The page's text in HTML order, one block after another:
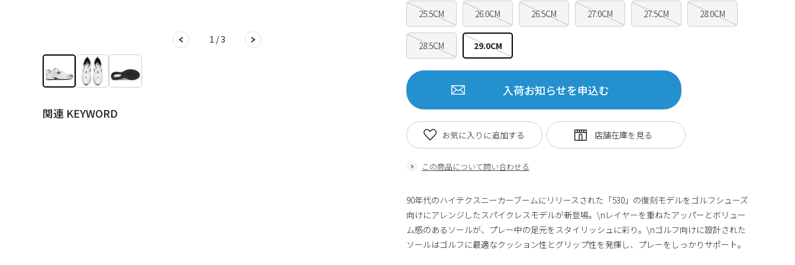
1 / 3
関連 KEYWORD
25.5CM 26.0CM 26.5CM 27.0CM 27.5CM 28.0CM
28.5CM 29.0CM
入荷お知らせを申込む
この商品について問い合わせる
お気に入りに追加する
90年代のハイテクスニーカーブームにリリースされた「530」の復刻モデルをゴルフシューズ
向けにアレンジしたスパイクレスモデルが新登場。\nレイヤーを重ねたアッパーとボリュー
ム感のあるソールが、プレー中の足元をスタイリッシュに彩り。\nゴルフ向けに設計された
ソールはゴルフに最適なクッション性とグリップ性を発揮し、プレーをしっかりサポート。